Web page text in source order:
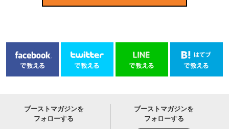
ブーストマガジンを
フォローする
ブーストマガジンを
フォローする